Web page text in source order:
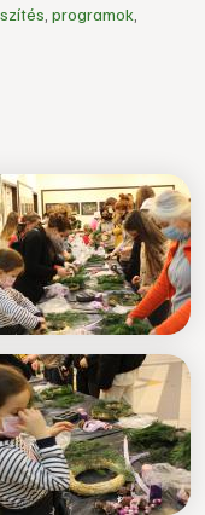
programok